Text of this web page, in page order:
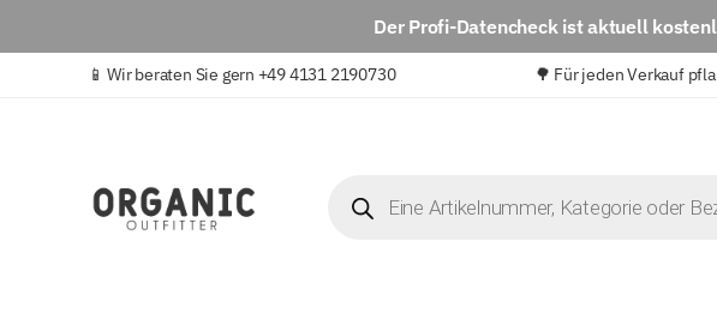
Der Profi-Datencheckist aktuell
📱Wir beraten Sie gern +49 4131 2190730 🌳 Für jeden Verkauf